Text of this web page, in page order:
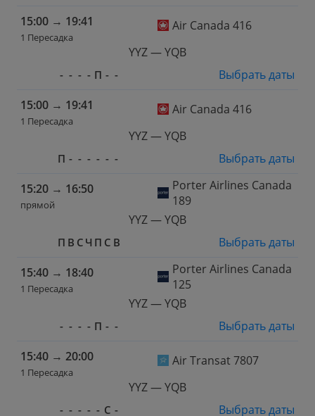
15:00 → 19:41
1 Пересадка
Air Canada 416
YYZ — YQB
- - - - П - -
Выбрать даты
15:00 → 19:41
1 Пересадка
Air Canada 416
YYZ — YQB
П - - - - - -
Выбрать даты
15:20 → 16:50
прямой
Porter Airlines Canada
189
YYZ — YQB
П В С Ч П С В
Выбрать даты
15:40 → 18:40
1 Пересадка
Porter Airlines Canada
125
YYZ — YQB
- - - - П - -
Выбрать даты
15:40 → 20:00
1 Пересадка
Air Transat 7807
YYZ — YQB
- - - - - С -
Выбрать даты